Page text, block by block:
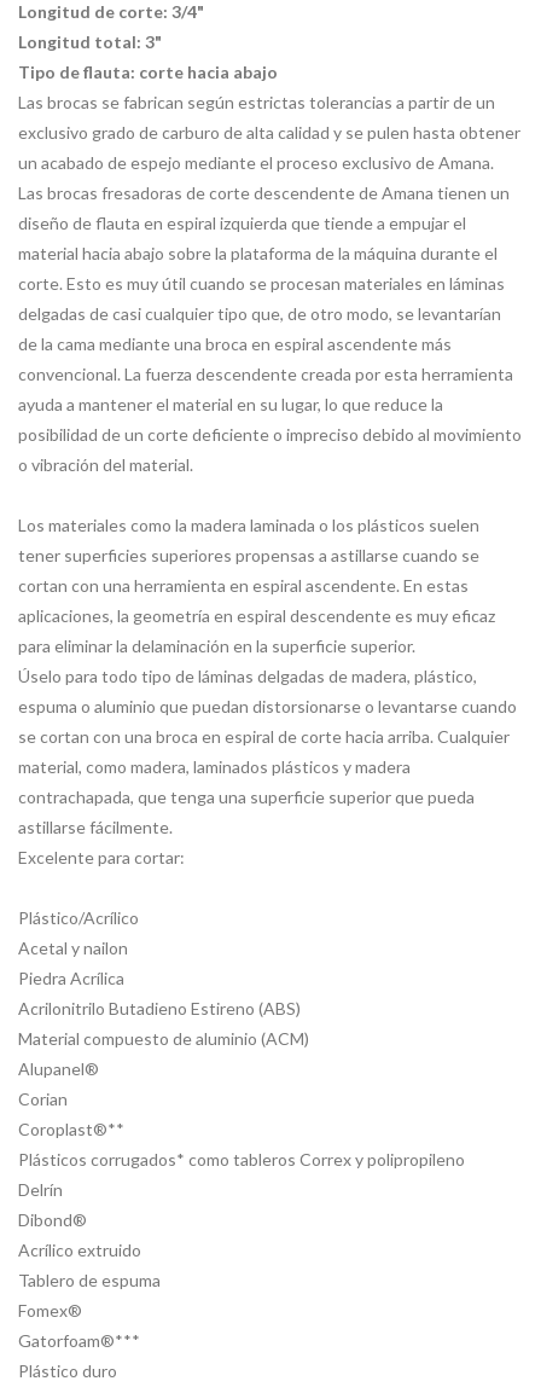
Longitud de corte: 3/4"
Longitud total: 3"
Tipo de flauta: corte hacia abajo
Las brocas se fabrican según estrictas tolerancias a partir de un
exclusivo grado de carburo de alta calidad y se pulen hasta obtener
un acabado de espejo mediante el proceso exclusivo de Amana.
Las brocas fresadoras de corte descendente de Amana tienen un
diseño de flauta en espiral izquierda que tiende a empujar el
material hacia abajo sobre la plataforma de la máquina durante el
corte. Esto es muy útil cuando se procesan materiales en láminas
delgadas de casi cualquier tipo que, de otro modo, se levantarían
de la cama mediante una broca en espiral ascendente más
convencional. La fuerza descendente creada por esta herramienta
ayuda a mantener el material en su lugar, lo que reduce la
posibilidad de un corte deficiente o impreciso debido al movimiento
o vibración del material.
Los materiales como la madera laminada o los plásticos suelen
tener superficies superiores propensas a astillarse cuando se
cortan con una herramienta en espiral ascendente. En estas
aplicaciones, la geometría en espiral descendente es muy eficaz
para eliminar la delaminación en la superficie superior.
Úselo para todo tipo de láminas delgadas de madera, plástico,
espuma o aluminio que puedan distorsionarse o levantarse cuando
se cortan con una broca en espiral de corte hacia arriba. Cualquier
material, como madera, laminados plásticos y madera
contrachapada, que tenga una superficie superior que pueda
astillarse fácilmente.
Excelente para cortar:
Plástico/Acrílico
Acetal y nailon
Piedra Acrílica
Acrilonitrilo Butadieno Estireno (ABS)
Material compuesto de aluminio (ACM)
Alupanel®
Corian
Coroplast®**
Plásticos corrugados* como tableros Correx y polipropileno
Delrín
Dibond®
Acrílico extruido
Tablero de espuma
Fomex®
Gatorfoam®***
Plástico duro